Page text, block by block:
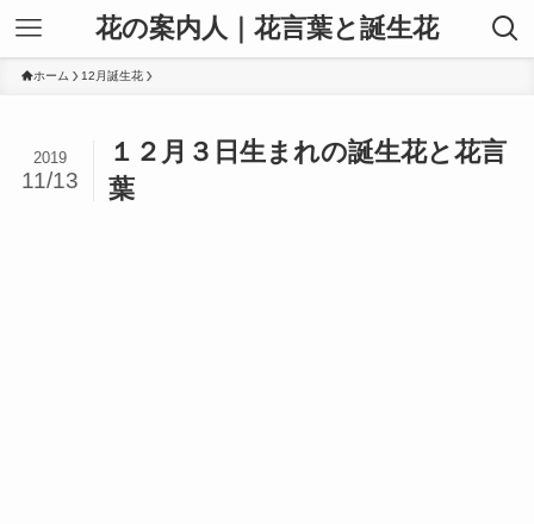
花の案内人｜花言葉と誕生花
ホーム 12月誕生花
１２月３日生まれの誕生花と花言
葉
2019
11/13